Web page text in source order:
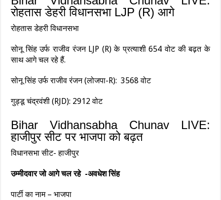
रोहतास डेहरी विधानसभा LJP (R) आगे
रोहतास डेहरी विधानसभा
सोनू सिंह उर्फ राजीव रंजन LJP (R) के प्रत्याशी 654 वोट की बढ़त के
साथ आगे चल रहे हैं.
सोनू सिंह उर्फ राजीव रंजन (लोजपा-R): 3568 वोट
गुड्डू चंद्रवंशी (RJD): 2912 वोट
Bihar Vidhansabha Chunav LIVE:
हाजीपुर सीट पर भाजपा को बढ़त
विधानसभा सीट- हाजीपुर
उम्मीदवार जो आगे चल रहे -अवधेश सिंह
पार्टी का नाम – भाजपा